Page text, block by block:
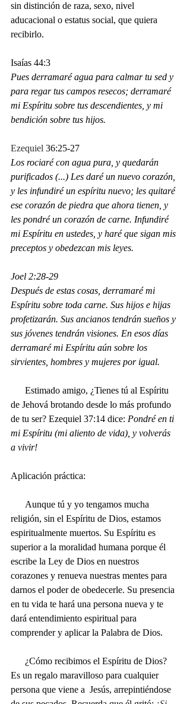
sin distinción de raza, sexo, nivel
aducacional o estatus social, que quiera
recibirlo.
Isaías 44:3
Pues derramaré agua para calmar tu sed y
para regar tus campos resecos; derramaré
mi Espíritu sobre tus descendientes, y mi
bendición sobre tus hijos.
Ezequiel 36:25-27
Los rociaré con agua pura, y quedarán
purificados (...) Les daré un nuevo corazón,
y les infundiré un espíritu nuevo; les quitaré
ese corazón de piedra que ahora tienen, y
les pondré un corazón de carne. Infundiré
mi Espíritu en ustedes, y haré que sigan mis
preceptos y obedezcan mis leyes.
Joel 2:28-29
Después de estas cosas, derramaré mi
Espíritu sobre toda carne. Sus hijos e hijas
profetizarán. Sus ancianos tendrán sueños y
sus jóvenes tendrán visiones. En esos días
derramaré mi Espíritu aún sobre los
sirvientes, hombres y mujeres por igual.
de Jehová brotando desde lo más profundo
de tu ser? Ezequiel 37:14 dice: Pondré en ti
mi Espíritu (mi aliento de vida), y volverás
a vivir!
Aplicación práctica:
religión, sin el Espíritu de Dios, estamos
espiritualmente muertos. Su Espíritu es
superior a la moralidad humana porque él
escribe la Ley de Dios en nuestros
corazones y renueva nuestras mentes para
darnos el poder de obedecerle. Su presencia
en tu vida te hará una persona nueva y te
dará entendimiento espiritual para
comprender y aplicar la Palabra de Dios.
Es un regalo maravilloso para cualquier
persona que viene a  Jesús, arrepintiéndose